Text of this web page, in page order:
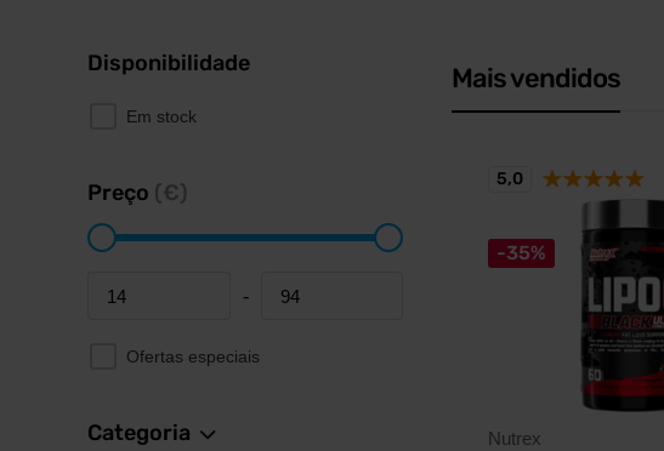
Disponibilidade
Em stock
Preço (€)
Minimum price -
Maximum price
Ofertas especiais
Categoria
Mais vendidos
-35%
Nutrex
5,0